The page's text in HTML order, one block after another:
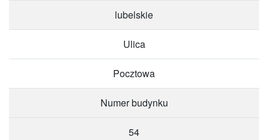
lubelskie
Ulica
Pocztowa
Numer budynku
54